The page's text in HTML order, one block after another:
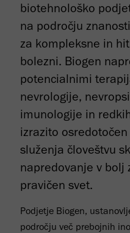
biotehnološko
na področju
za kompleksne in
bolezni. Biogen
potencialnimi
nevrologije,
imunologije in
izrazito
služenja človeštvu
napredovanje v bolj
pravičen svet.
Podjetje Biogen,
področju več prebojnih